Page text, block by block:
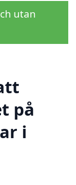
utan
på
i